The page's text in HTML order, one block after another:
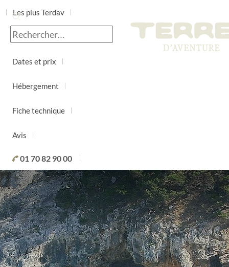
Les plus Terdav
Jour par jour
Dates et prix
Hébergement
Fiche technique
Avis
01 70 82 90 00